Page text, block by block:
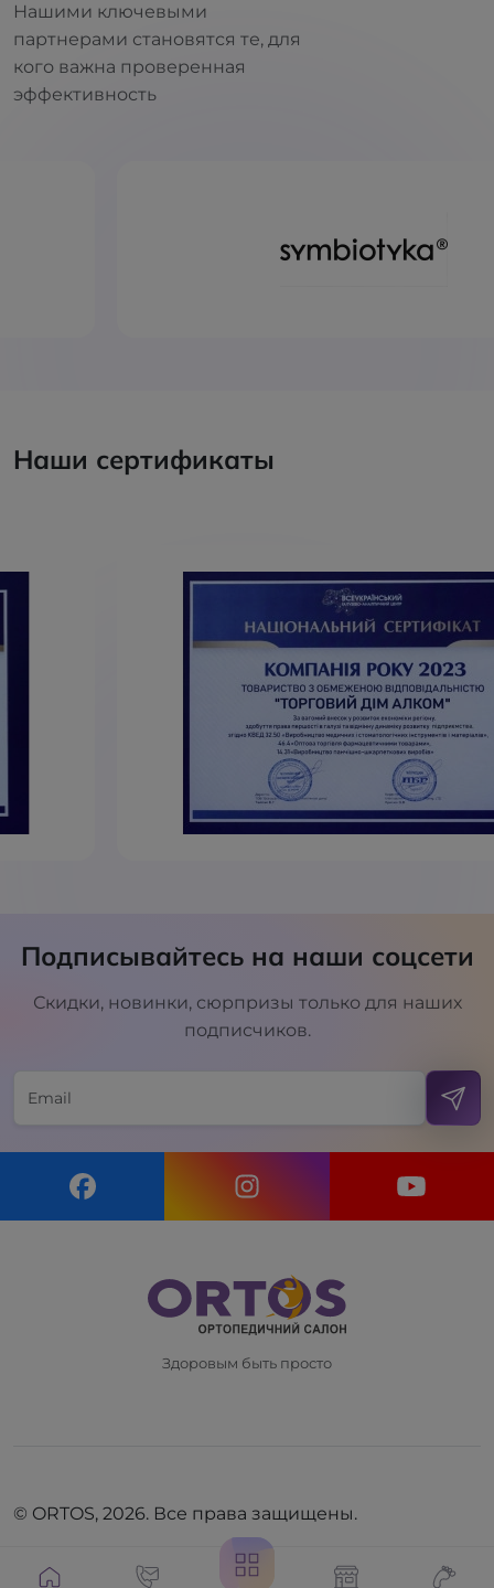
Нашими ключевыми
партнерами становятся те, для
кого важна проверенная
эффективность
Наши сертификаты
Подписывайтесь на наши соцсети
Скидки, новинки, сюрпризы только для наших
подписчиков.
Здоровым быть просто
© ORTOS, 2026. Все права защищены.